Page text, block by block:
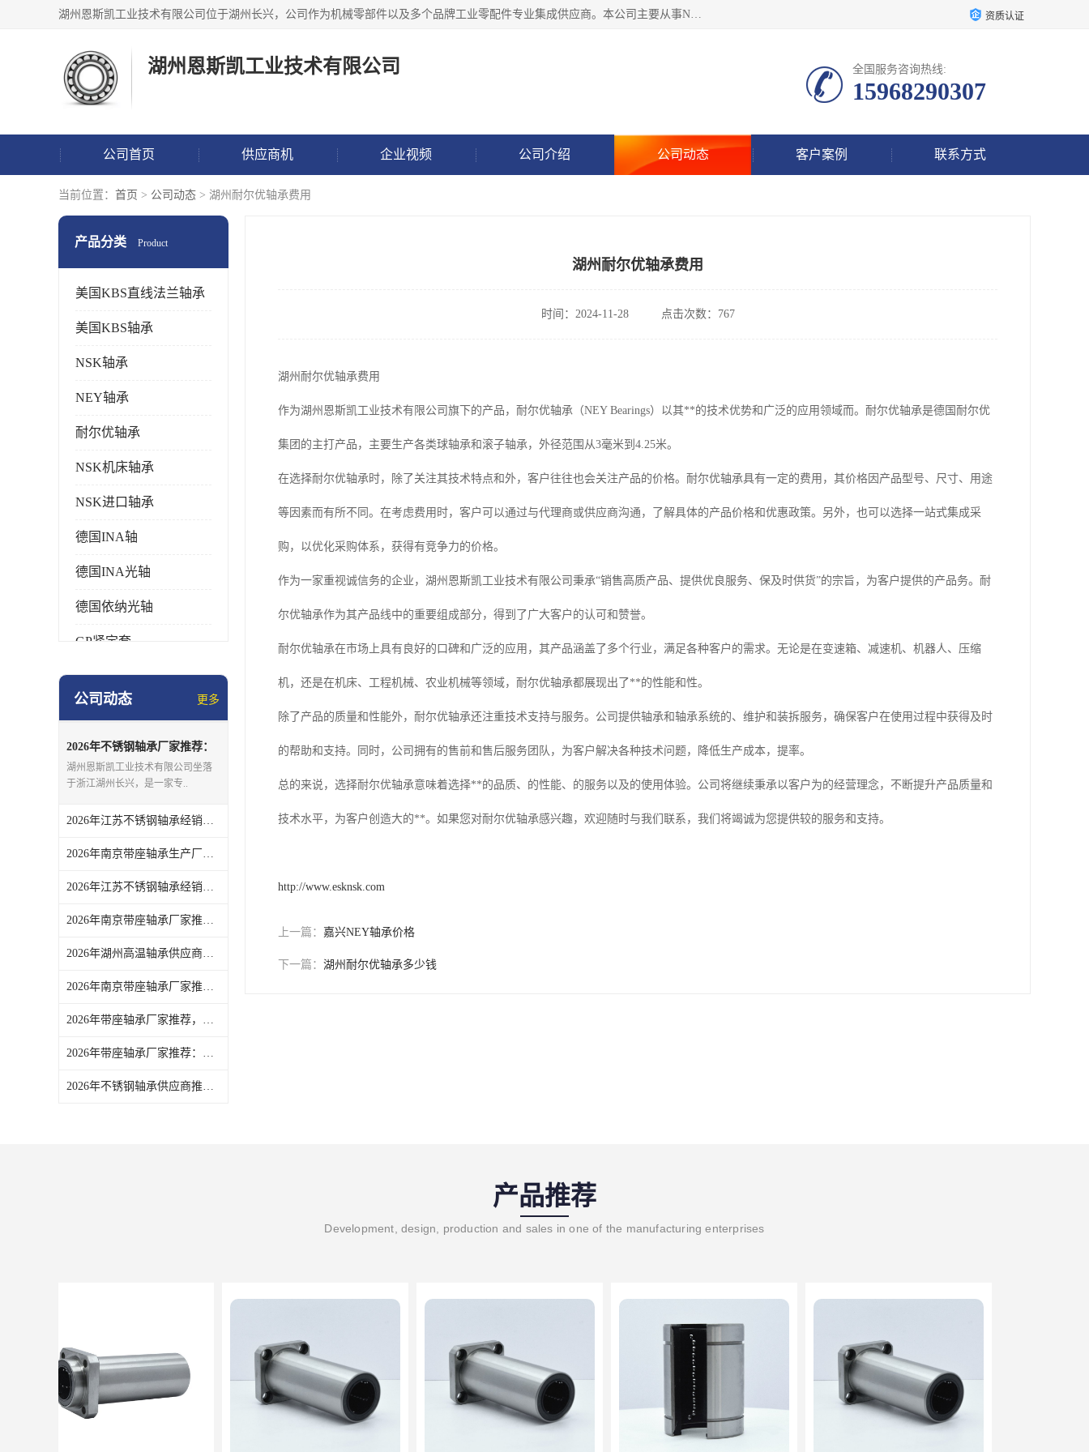
湖州恩斯凯工业技术有限公司位于湖州长兴，公司作为机械零部件以及多个品牌工业零配件专业集成供应商。本公司主要从事NSK进口轴承、SKF进口轴承、FAG进口轴承、NTN进口轴承、国产轴承：ZWZ、HRB、C&U轴承外球面轴承、导轨、丝杠、滑块、 润滑油、工业皮带及其他工业零部件的销售. 资质认证
湖州恩斯凯工业技术有限公司 全国服务咨询热线:
15968290307
公司首页 供应商机 企业视频 公司介绍 公司动态 客户案例 联系方式
当前位置： 首页 > 公司动态 > 湖州耐尔优轴承费用
产品分类 Product
美国KBS直线法兰轴承
美国KBS轴承
NSK轴承
NEY轴承
耐尔优轴承
NSK机床轴承
NSK进口轴承
德国INA轴
德国INA光轴
德国依纳光轴
GP紧定套
SKF轴承
日本NSK进口轴承
德国INA进口轴承
日本NTN进口轴承
闽台上银HIWIN滑块导轨
不锈钢轴承
进口轴承
美国KBS直线轴承
日本THK
自润滑铜套无油轴承
C&U人本轴承
公司动态 更多
2026年不锈钢轴承厂家推荐：
江苏经销商优选品质供应解析
湖州恩斯凯工业技术有限公司坐落
于浙江湖州长兴，是一家专..
2026年江苏不锈钢轴承经销商推荐：湖州恩斯凯工业技术有限公司
2026年南京带座轴承生产厂家：全品类工业零配件集成供应商解析
2026年江苏不锈钢轴承经销商服务解析：正品采购与按需适配
2026年南京带座轴承厂家推荐，源头供应链品质解析
2026年湖州高温轴承供应商推荐，耐温耐磨配件厂家直供
2026年南京带座轴承厂家推荐，一站式工业配件供应解析
2026年带座轴承厂家推荐，湖州源头企业实力解析
2026年带座轴承厂家推荐：湖州恩斯凯工业技术有限公司解析
2026年不锈钢轴承供应商推荐：湖州恩斯凯工业技术有限公司一站式工业零配件配套服务解析
湖州耐尔优轴承费用
时间：2024-11-28 点击次数：767
湖州耐尔优轴承费用
作为湖州恩斯凯工业技术有限公司旗下的产品，耐尔优轴承（NEY Bearings）以其**的技术优势和广泛的应用领域而。耐尔优轴承是德国耐尔优
集团的主打产品，主要生产各类球轴承和滚子轴承，外径范围从3毫米到4.25米。
在选择耐尔优轴承时，除了关注其技术特点和外，客户往往也会关注产品的价格。耐尔优轴承具有一定的费用，其价格因产品型号、尺寸、用途
等因素而有所不同。在考虑费用时，客户可以通过与代理商或供应商沟通，了解具体的产品价格和优惠政策。另外，也可以选择一站式集成采
购，以优化采购体系，获得有竞争力的价格。
作为一家重视诚信务的企业，湖州恩斯凯工业技术有限公司秉承“销售高质产品、提供优良服务、保及时供货”的宗旨，为客户提供的产品务。耐
尔优轴承作为其产品线中的重要组成部分，得到了广大客户的认可和赞誉。
耐尔优轴承在市场上具有良好的口碑和广泛的应用，其产品涵盖了多个行业，满足各种客户的需求。无论是在变速箱、减速机、机器人、压缩
机，还是在机床、工程机械、农业机械等领域，耐尔优轴承都展现出了**的性能和性。
除了产品的质量和性能外，耐尔优轴承还注重技术支持与服务。公司提供轴承和轴承系统的、维护和装拆服务，确保客户在使用过程中获得及时
的帮助和支持。同时，公司拥有的售前和售后服务团队，为客户解决各种技术问题，降低生产成本，提率。
总的来说，选择耐尔优轴承意味着选择**的品质、的性能、的服务以及的使用体验。公司将继续秉承以客户为的经营理念，不断提升产品质量和
技术水平，为客户创造大的**。如果您对耐尔优轴承感兴趣，欢迎随时与我们联系，我们将竭诚为您提供较的服务和支持。
http://www.esknsk.com
上一篇： 嘉兴NEY轴承价格
下一篇： 湖州耐尔优轴承多少钱
产品推荐
Development, design, production and sales in one of the manufacturing enterprises